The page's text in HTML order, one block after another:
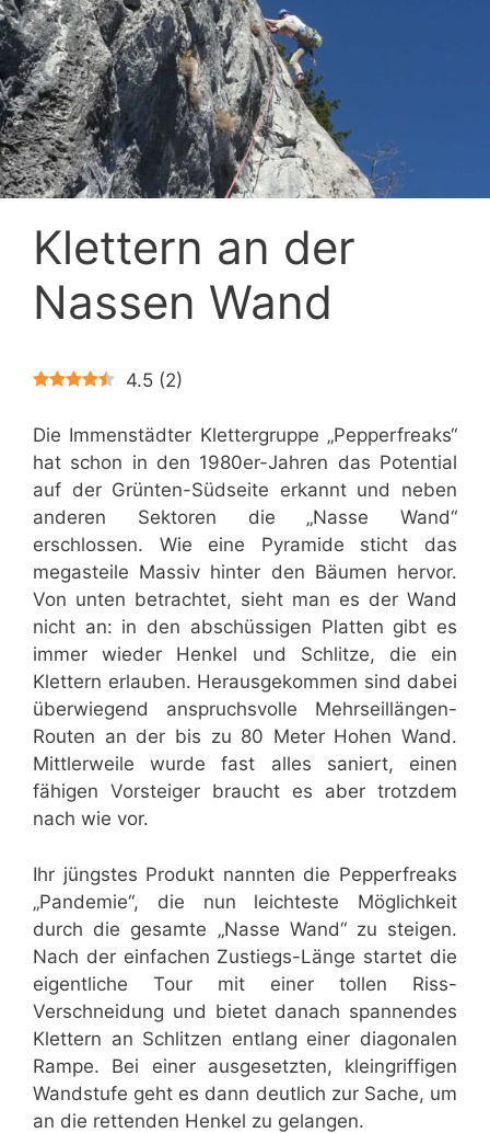
Klettern an der
Nassen Wand
4.5 (2)
Die Immenstädter Klettergruppe „Pepperfreaks“
hat schon in den 1980er-Jahren das Potential
auf der Grünten-Südseite erkannt und neben
anderen Sektoren die „Nasse Wand“
erschlossen. Wie eine Pyramide sticht das
megasteile Massiv hinter den Bäumen hervor.
Von unten betrachtet, sieht man es der Wand
nicht an: in den abschüssigen Platten gibt es
immer wieder Henkel und Schlitze, die ein
Klettern erlauben. Herausgekommen sind dabei
überwiegend anspruchsvolle Mehrseillängen-
Routen an der bis zu 80 Meter Hohen Wand.
Mittlerweile wurde fast alles saniert, einen
fähigen Vorsteiger braucht es aber trotzdem
nach wie vor.
Ihr jüngstes Produkt nannten die Pepperfreaks
„Pandemie“, die nun leichteste Möglichkeit
durch die gesamte „Nasse Wand“ zu steigen.
Nach der einfachen Zustiegs-Länge startet die
eigentliche Tour mit einer tollen Riss-
Verschneidung und bietet danach spannendes
Klettern an Schlitzen entlang einer diagonalen
Rampe. Bei einer ausgesetzten, kleingriffigen
Wandstufe geht es dann deutlich zur Sache, um
an die rettenden Henkel zu gelangen.